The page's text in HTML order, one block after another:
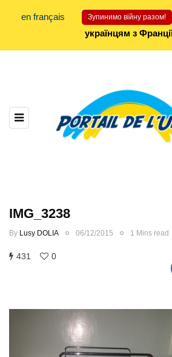
en français Зупинимо війну разом!
українцям з
IMG_3238
By Lusy DOLIA 06/12/2015 1 Mins read
431 0